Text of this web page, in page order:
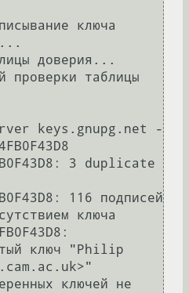
доверия...
проверки таблицы
keys.gnupg.net -
3 duplicate
116 подписей
ключа
ключ "Philip
ключей не